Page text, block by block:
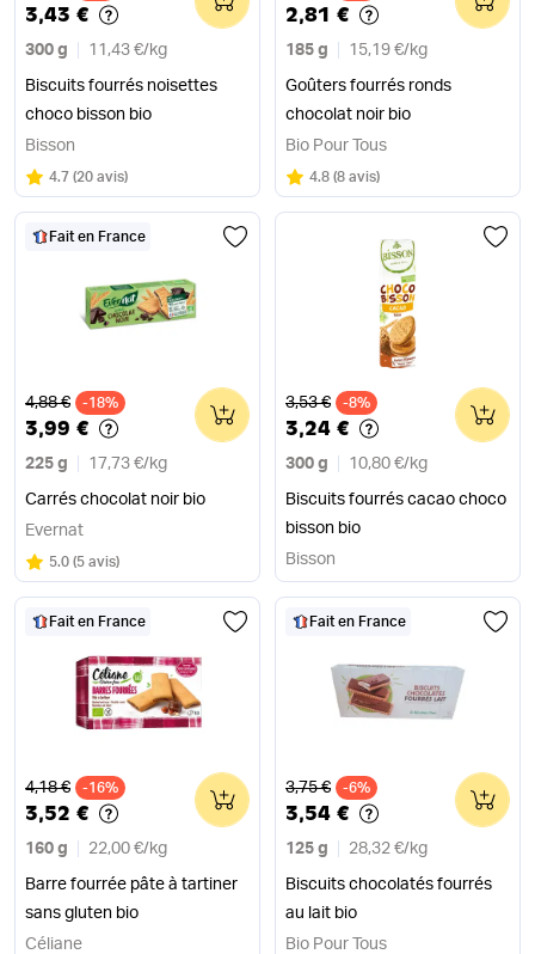
3,43 €
300 g 11,43 €/ kg
Biscuits fourrés noisettes
choco bisson bio
Bisson
Note
4.7 sur 5
(20 avis)
2,81 €
185 g 15,19 €/ kg
Goûters fourrés ronds
chocolat noir bio
Bio Pour Tous
Note
4.8 sur 5
(8 avis)
Fait en France
Ancien prix
4,88 € -18%
3,99 €
225 g 17,73 €/ kg
Carrés chocolat noir bio
0
Evernat
Note
5.0 sur 5
(5 avis)
Ancien prix
3,53 € -8%
3,24 €
300 g 10,80 €/ kg
Biscuits fourrés cacao choco
bisson bio
0
Bisson
Fait en France
Ancien prix
4,18 € -16%
3,52 €
160 g 22,00 €/ kg
Barre fourrée pâte à tartiner
sans gluten bio
0
Céliane
Fait en France
Ancien prix
3,75 € -6%
3,54 €
125 g 28,32 €/ kg
Biscuits chocolatés fourrés
au lait bio
0
Bio Pour Tous